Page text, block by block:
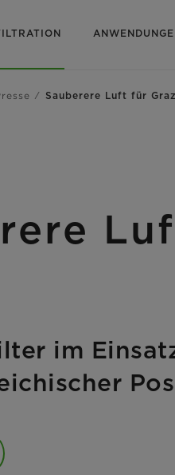
Sauberere Luft für Graz
im